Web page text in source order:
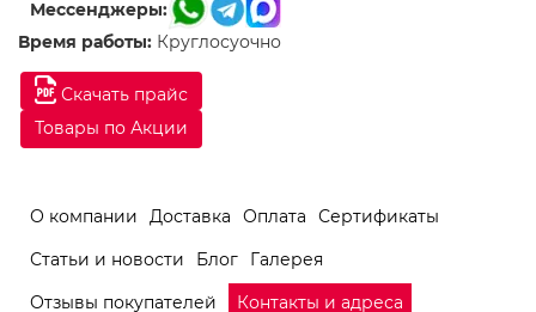
Скачать прайс
Товары по Акции
Мессенджеры:
Время работы: Круглосуочно
О компании Доставка Оплата
Сертификаты
Статьи и новости
Блог
Галерея
Отзывы покупателей
Контакты и адреса